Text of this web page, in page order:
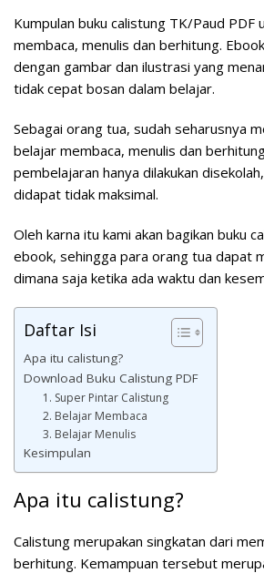
Kumpulan buku calistung TK/Paud PDF
membaca, menulis dan berhitung.
dengan gambar dan ilustrasi yang
tidak cepat bosan dalam belajar.
Sebagai orang tua, sudah seharusnya
belajar membaca, menulis dan
pembelajaran hanya dilakukan
didapat tidak maksimal.
Oleh karna itu kami akan bagikan buku
ebook, sehingga para orang tua dapat
dimana saja ketika ada waktu dan
Daftar Isi
Apa itu calistung?
Download Buku Calistung PDF
1. Super Pintar Calistung
2. Belajar Membaca
3. Belajar Menulis
Kesimpulan
Apa itu calistung?
Calistung merupakan singkatan dari
berhitung. Kemampuan tersebut